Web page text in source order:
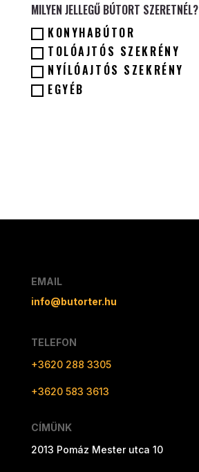
MILYEN JELLEGŰ BÚTORT SZERETNÉL?
KONYHABÚTOR
TOLÓAJTÓS SZEKRÉNY
NYÍLÓAJTÓS SZEKRÉNY
EGYÉB
EMAIL
info@butorter.hu
TELEFON
+3620 288 3305
+3620 583 3613
CÍMÜNK
2013 Pomáz Mester utca 10